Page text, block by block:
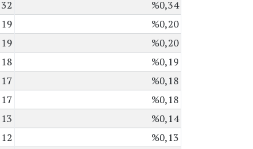
32
%0,34
19
%0,20
19
%0,20
18
%0,19
17
%0,18
17
%0,18
13
%0,14
12
%0,13